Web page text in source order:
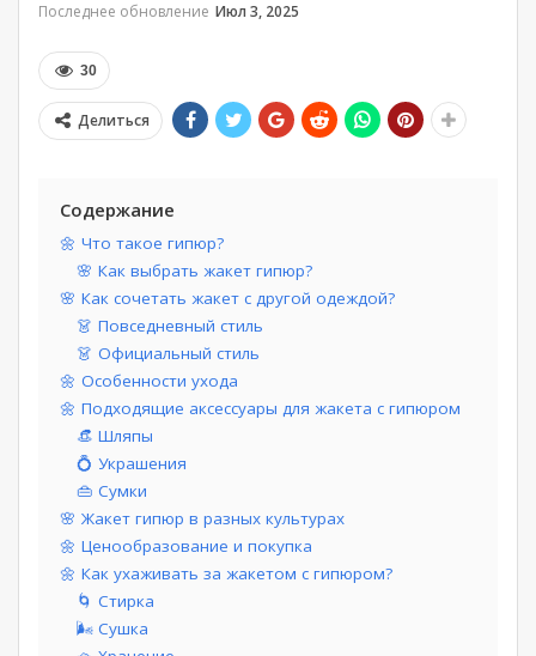
Последнее обновление Июл 3, 2025
30
Делиться
Содержание
🌼 Что такое гипюр?
🌸 Как выбрать жакет гипюр?
🌸 Как сочетать жакет с другой одеждой?
👗 Повседневный стиль
👗 Официальный стиль
🌼 Особенности ухода
🌼 Подходящие аксессуары для жакета с гипюром
👒 Шляпы
💍 Украшения
👜 Сумки
🌸 Жакет гипюр в разных культурах
🌼 Ценообразование и покупка
🌼 Как ухаживать за жакетом с гипюром?
🌀 Стирка
🌬️ Сушка